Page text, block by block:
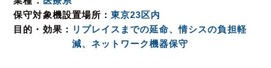
保守対象機設置場所
東京23区内
目的・効果
リプレイスまでの延命、情シスの負担軽
減、ネットワーク機器保守